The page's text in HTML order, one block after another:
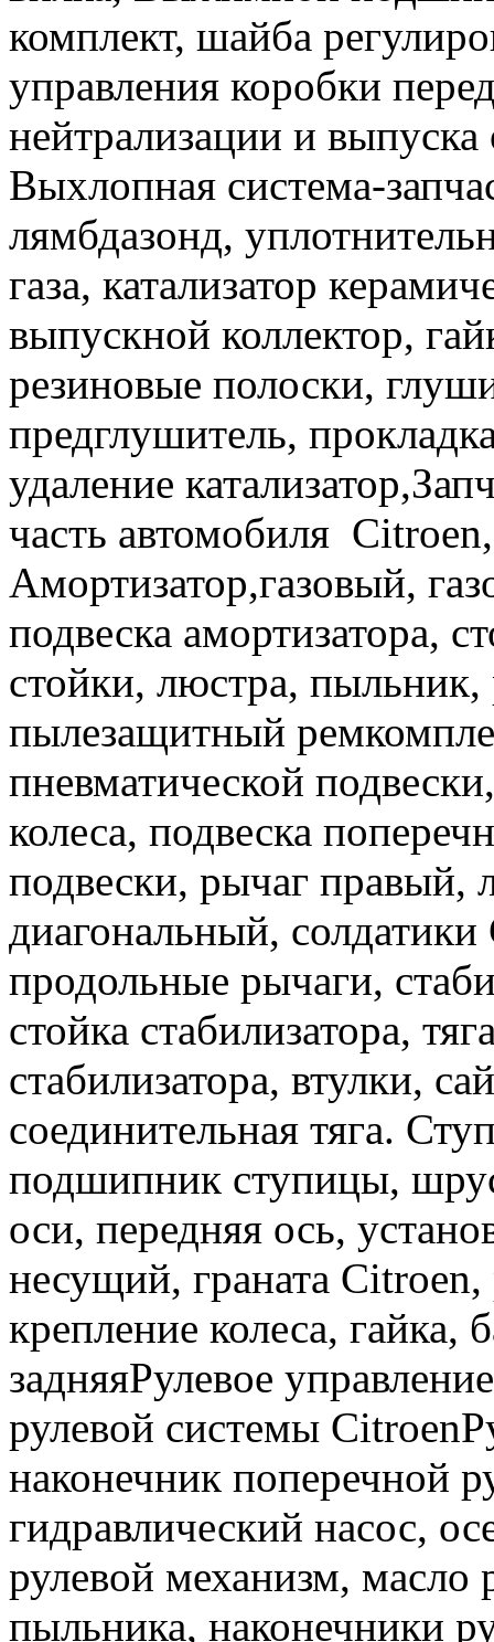
комплект, шайба
управления коробки
нейтрализации и
Выхлопная система-
лямбдазонд,
газа, катализатор
выпускной коллектор,
резиновые полоски,
предглушитель,
удаление
часть автомобиля
Амортизатор,газовый,
подвеска амортизатора,
стойки, люстра, пыльник,
пылезащитный
пневматической
колеса, подвеска
подвески, рычаг правый,
диагональный,
продольные рычаги,
стойка стабилизатора,
стабилизатора, втулки,
соединительная тяга.
подшипник ступицы,
оси, передняя ось,
несущий, граната
крепление колеса, гайка,
задняяРулевое
рулевой системы
наконечник поперечной
гидравлический насос,
рулевой механизм,
пыльника, наконечники